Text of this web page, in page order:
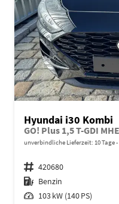
Hyundai i30 Kombi
unverbindliche Lieferzeit: 10 Tage
Fahrzeugnr. 420680
Kraftstoff Benzin
Leistung 103 kW (140 PS)